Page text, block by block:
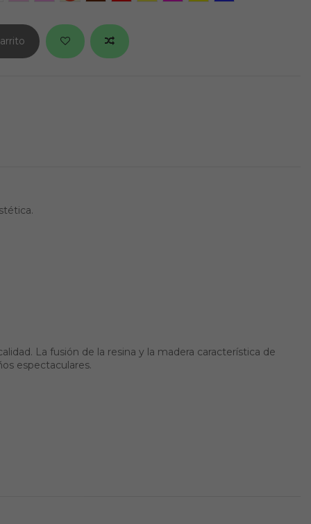
La fusión de la resina y la madera característica de
espectaculares.